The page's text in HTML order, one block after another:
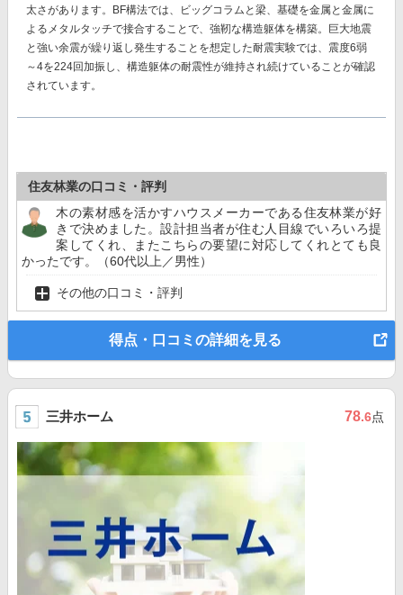
太さがあります。BF構法では、ビッグコラムと梁、基礎を金属と金属に
よるメタルタッチで接合することで、強靭な構造躯体を構築。巨大地震
と強い余震が繰り返し発生することを想定した耐震実験では、 震度6弱
～4を224回加振し、構造躯体の耐震性が維持され続けていることが確認
されています。
住友林業の口コミ・評判
木の素材感を活かすハウスメーカーである住友林業が好
きで決めました。設計担当者が住む人目線でいろいろ提
案してくれ、またこちらの要望に対応してくれとても良
かったです。（60代以上／男性）
その他の口コミ・評判
得点・口コミの詳細を見る
三井ホーム 78.6点